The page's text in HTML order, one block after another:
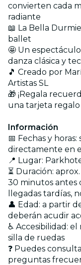
convierten cada
radiante
📖 La Bella
ballet
🤩 Un
danza clásica y
🎵 Creado por
Artistas SL
🎁 ¡Regala
una tarjeta regalo
Información
📅 Fechas y
directamente en
📍 Lugar:
⏳ Duración:
30 minutos antes
llegadas tardías,
👤 Edad: a partir
deberán acudir
♿ Accesibilidad:
silla de ruedas
❓ Puedes
preguntas